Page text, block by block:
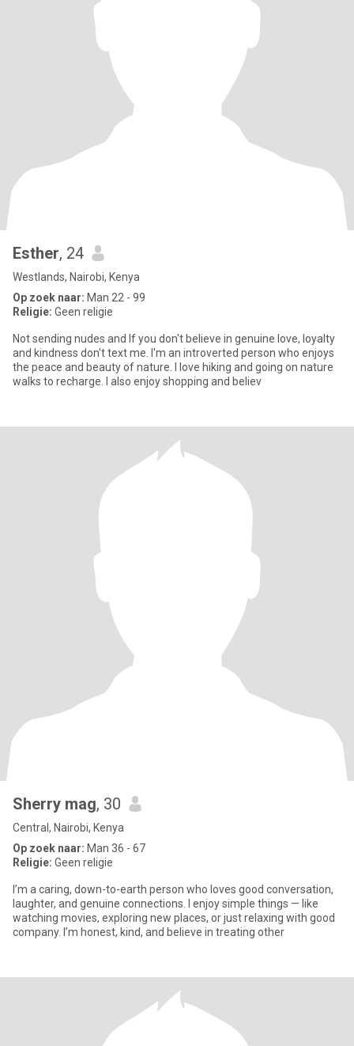
Esther, 24
Westlands, Nairobi, Kenya
Op zoek naar: Man 22 - 99
Religie: Geen religie
Not sending nudes and If you don't believe in genuine love, loyalty
and kindness don't text me. I'm an introverted person who enjoys
the peace and beauty of nature. I love hiking and going on nature
walks to recharge. I also enjoy shopping and believ
Sherry mag, 30
Central, Nairobi, Kenya
Op zoek naar: Man 36 - 67
Religie: Geen religie
I’m a caring, down-to-earth person who loves good conversation,
laughter, and genuine connections. I enjoy simple things — like
watching movies, exploring new places, or just relaxing with good
company. I’m honest, kind, and believe in treating other